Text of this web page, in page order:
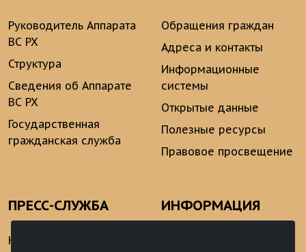
Руководитель Аппарата
ВС РХ
Структура
Сведения об Аппарате
ВС РХ
Государственная
гражданская служба
Обращения граждан
Адреса и контакты
Информационные
системы
Открытые данные
Полезные ресурсы
Правовое просвещение
ПРЕСС-СЛУЖБА
Новости
ИНФОРМАЦИЯ